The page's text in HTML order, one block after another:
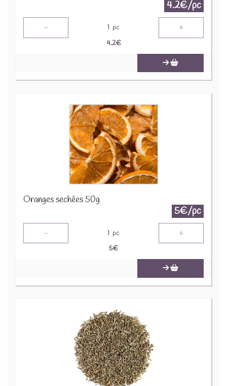
4.2€/pc
- 1 pc +
4.2€
Oranges sechées 50g
5€/pc
- 1 pc +
5€